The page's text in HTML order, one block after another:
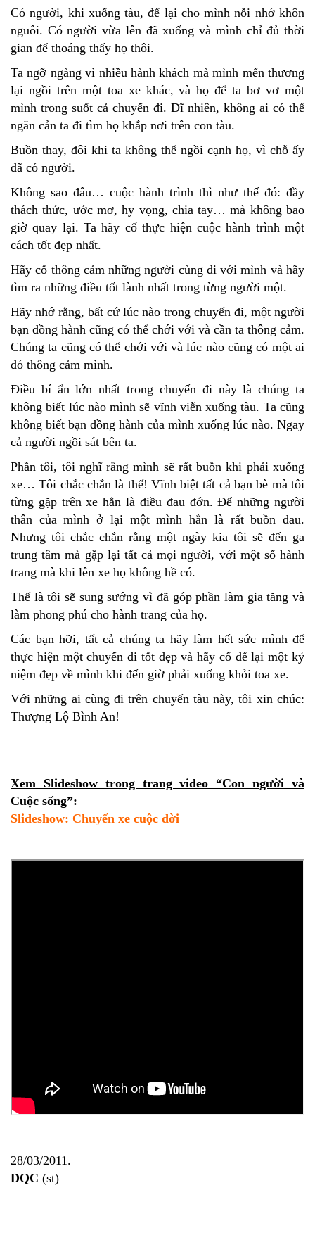
Có người, khi xuống tàu, để lại cho mình nỗi nhớ khôn
nguôi. Có người vừa lên đã xuống và mình chỉ đủ thời
gian để thoáng thấy họ thôi.
Ta ngỡ ngàng vì nhiều hành khách mà mình mến thương
lại ngồi trên một toa xe khác, và họ để ta bơ vơ một
mình trong suốt cả chuyến đi. Dĩ nhiên, không ai có thể
ngăn cản ta đi tìm họ khắp nơi trên con tàu.
Buồn thay, đôi khi ta không thể ngồi cạnh họ, vì chỗ ấy
đã có người.
Không sao đâu… cuộc hành trình thì như thế đó: đầy
thách thức, ước mơ, hy vọng, chia tay… mà không bao
giờ quay lại. Ta hãy cố thực hiện cuộc hành trình một
cách tốt đẹp nhất.
Hãy cố thông cảm những người cùng đi với mình và hãy
tìm ra những điều tốt lành nhất trong từng người một.
Hãy nhớ rằng, bất cứ lúc nào trong chuyến đi, một người
bạn đồng hành cũng có thể chới với và cần ta thông cảm.
Chúng ta cũng có thể chới với và lúc nào cũng có một ai
đó thông cảm mình.
Điều bí ẩn lớn nhất trong chuyến đi này là chúng ta
không biết lúc nào mình sẽ vĩnh viễn xuống tàu. Ta cũng
không biết bạn đồng hành của mình xuống lúc nào. Ngay
cả người ngồi sát bên ta.
Phần tôi, tôi nghĩ rằng mình sẽ rất buồn khi phải xuống
xe… Tôi chắc chắn là thế! Vĩnh biệt tất cả bạn bè mà tôi
từng gặp trên xe hẳn là điều đau đớn. Để những người
thân của mình ở lại một mình hẳn là rất buồn đau.
Nhưng tôi chắc chắn rằng một ngày kia tôi sẽ đến ga
trung tâm mà gặp lại tất cả mọi người, với một số hành
trang mà khi lên xe họ không hề có.
Thế là tôi sẽ sung sướng vì đã góp phần làm gia tăng và
làm phong phú cho hành trang của họ.
Các bạn hỡi, tất cả chúng ta hãy làm hết sức mình để
thực hiện một chuyến đi tốt đẹp và hãy cố để lại một kỷ
niệm đẹp về mình khi đến giờ phải xuống khỏi toa xe.
Với những ai cùng đi trên chuyến tàu này, tôi xin chúc:
Thượng Lộ Bình An!
Xem Slideshow trong trang video “Con người và
Cuộc sống”:
Slideshow: Chuyến xe cuộc đời
28/03/2011.
DQC (st)